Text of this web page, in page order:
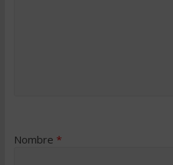
Nombre *